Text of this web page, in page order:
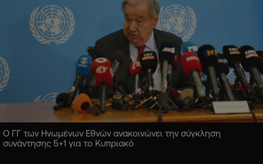
Ο ΓΓ των Ηνωμένων Εθνών ανακοινώνει την σύγκληση
συνάντησης 5+1 για το Κυπριακό